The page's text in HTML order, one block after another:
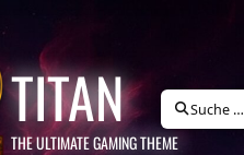
TITAN
THE ULTIMATE GAMING THEME
Suche …